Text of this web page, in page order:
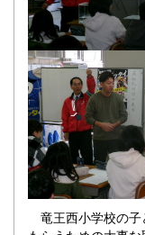
竜王西小学校の子